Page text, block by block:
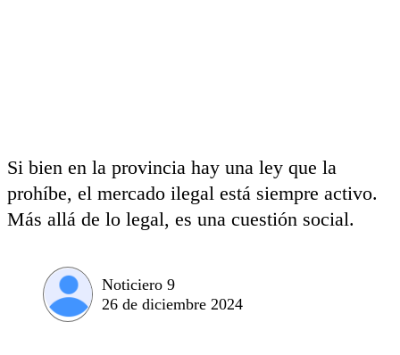
Si bien en la provincia hay una ley que la
prohíbe, el mercado ilegal está siempre activo.
Más allá de lo legal, es una cuestión social.
Noticiero 9
26 de diciembre 2024